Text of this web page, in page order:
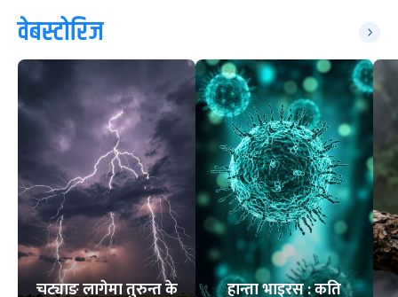
वेबस्टोरिज
चट्याङ लागेमा तुरुन्त के
हान्ता भाइरस : कति